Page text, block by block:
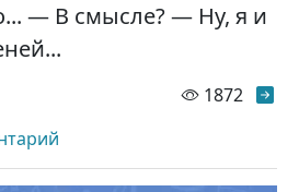
— В смысле? — Ну, я и
1872